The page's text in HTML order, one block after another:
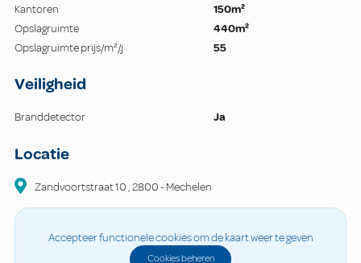
Kantoren
150m²
Opslagruimte
440m²
Opslagruimte prijs/m²/j
55
Veiligheid
Branddetector Ja
Locatie
Zandvoortstraat10 ,2800-Mechelen
Accepteer functionele cookies om de kaart weer te geven
Cookies beheren